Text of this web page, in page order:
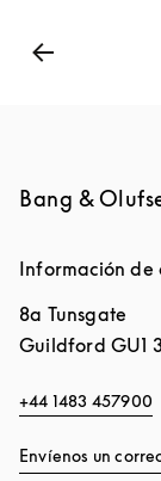
Bang &
Información de
8a Tunsgate
Guildford GU1
+44 1483 457900
Envíenos un